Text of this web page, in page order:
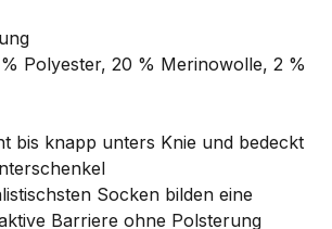
Polyester, 20 % Merinowolle, 2 %
bis knapp unters Knie und bedeckt
Socken bilden eine
Barriere ohne Polsterung